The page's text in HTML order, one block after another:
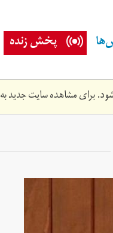
پخش زنده
برای مشاهده سایت جدید به